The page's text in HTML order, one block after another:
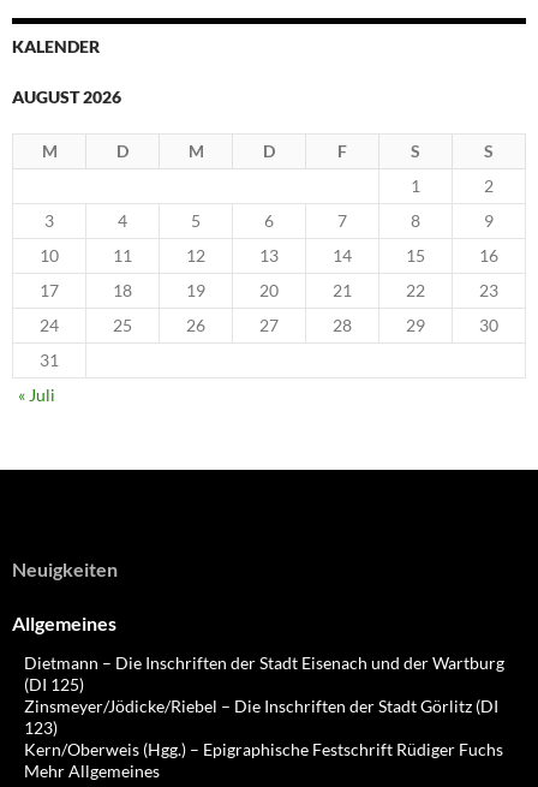
KALENDER
AUGUST 2026
M D M D F S
S
1
2
3
4 5 6 7 8
9
10
11 12 13 14 15
16
17
18 19 20 21 22
23
24
25 26 27 28 29
30
31
« Juli
Neuigkeiten
Allgemeines
Dietmann – Die Inschriften der Stadt Eisenach und der Wartburg
(DI 125)
Zinsmeyer/Jödicke/Riebel – Die Inschriften der Stadt Görlitz (DI
123)
Kern/Oberweis (Hgg.) – Epigraphische Festschrift Rüdiger Fuchs
Mehr Allgemeines